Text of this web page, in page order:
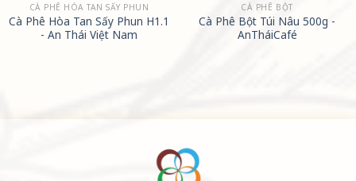
CÀ PHÊ HÒA TAN SẤY PHUN
Cà Phê Hòa Tan Sấy Phun H1.1
- An Thái Việt Nam
CÀ PHÊ BỘT
Cà Phê Bột Túi Nâu 500g -
AnTháiCafé